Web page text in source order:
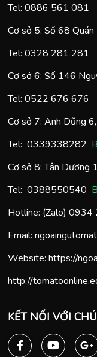
Tel: 0886 561 081
Cơ sở 5: Số 68 Quán
Tel: 0328 281 281
Cơ sở 6: Số 146
Tel: 0522 676 676
Cơ sở 7: Anh Dũng
Tel: 0339338282
Cơ sở 8: Tân Dương
Tel: 0388550540
Hotline: (Zalo) 0934
Email:
Website: https://
http://
KẾT NỐI VỚI